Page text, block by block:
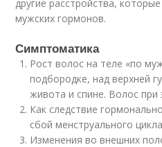
другие расстройства,
мужских гормонов.
Симптоматика
Рост волос на теле «по
подбородке, над верхней
живота и спине. Волос при
Как следствие
сбой менструального
Изменения во внешних